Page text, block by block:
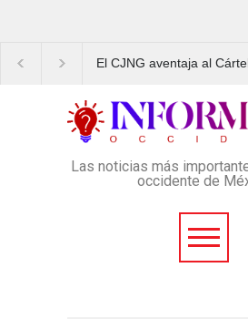
El CJNG aventaja al Cártel
variedad delictiva, según
Montenegro
4 mil
Las noticias más
occidente de